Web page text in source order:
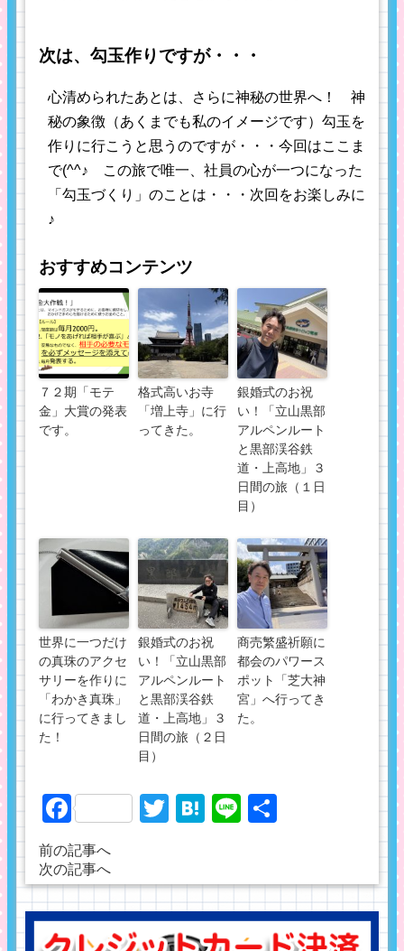
次は、勾玉作りですが・・・
心清められたあとは、さらに神秘の世界へ！ 神
秘の象徴（あくまでも私のイメージです）勾玉を
作りに行こうと思うのですが・・・今回はここま
で(^^♪ この旅で唯一、社員の心が一つになった
「勾玉づくり」のことは・・・次回をお楽しみに
♪
おすすめコンテンツ
７２期「モテ
金」大賞の発表
です。
格式高いお寺
「増上寺」に行
ってきた。
銀婚式のお祝
い！「立山黒部
アルペンルート
と黒部渓谷鉄
道・上高地」３
日間の旅（１日
目）
世界に一つだけ
の真珠のアクセ
サリーを作りに
「わかき真珠」
に行ってきまし
た！
銀婚式のお祝
い！「立山黒部
アルペンルート
と黒部渓谷鉄
道・上高地」３
日間の旅（２日
目）
商売繁盛祈願に
都会のパワース
ポット「芝大神
宮」へ行ってき
た。
FacebookTwitter
Hatena
Line
前の記事へ
次の記事へ